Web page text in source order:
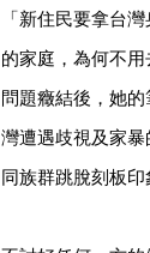
「新住民要拿台
的家庭，為何不
問題癥結後，她
灣遭遇歧視及家
同族群跳脫刻板印